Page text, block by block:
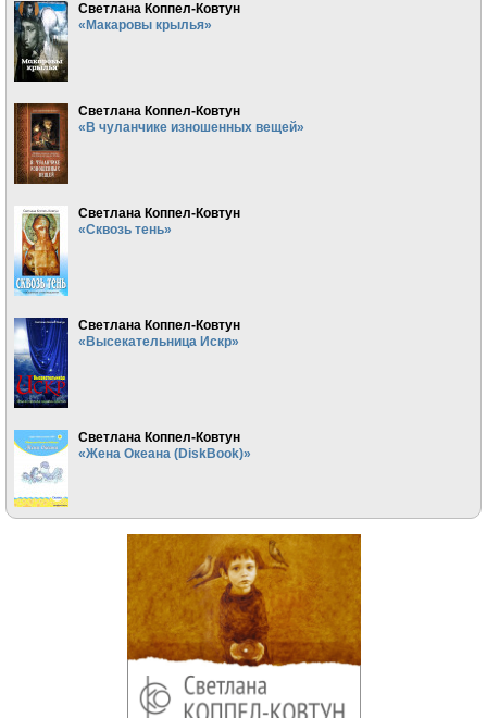
Светлана Коппел-Ковтун
«Макаровы крылья»
Светлана Коппел-Ковтун
«В чуланчике изношенных вещей»
Светлана Коппел-Ковтун
«Сквозь тень»
Светлана Коппел-Ковтун
«Высекательница Искр»
Светлана Коппел-Ковтун
«Жена Океана (DiskBook)»